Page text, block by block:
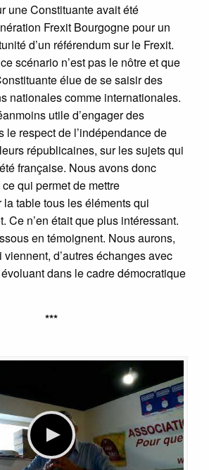
une Constituante avait été
Frexit Bourgogne pour un
d’un référendum sur le Frexit.
scénario n’est pas le nôtre et que
élue de se saisir des
nationales comme internationales.
utile d’engager des
le respect de l’indépendance de
républicaines, sur les sujets qui
française. Nous avons donc
qui permet de mettre
table tous les éléments qui
Ce n’en était que plus intéressant.
en témoignent. Nous aurons,
d’autres échanges avec
dans le cadre démocratique
***